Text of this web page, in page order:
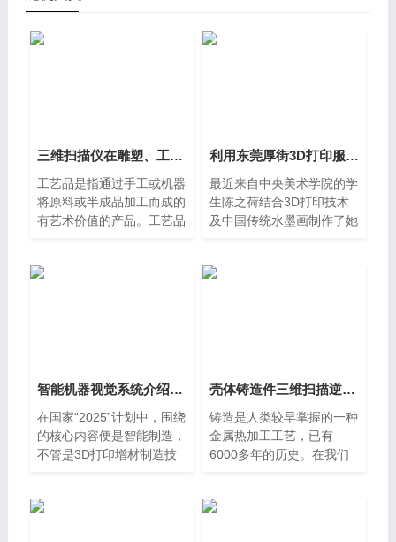
三维扫描仪在雕塑、工艺品行业的应用
工艺品是指通过手工或机器
将原料或半成品加工而成的
有艺术价值的产品。工艺品
慧的结晶，充分体现了人类
利用东莞厚街3D打印服务捕捉中国水墨画的一瞬间
最近来自中央美术学院的学
生陈之荷结合3D打印技术
及中国传统水墨画制作了她
间。她的作品名为“水墨
智能机器视觉系统介绍佛山南海三维抄数服务
在国家“2025”计划中，围绕
的核心内容便是智能制造，
不管是3D打印增材制造技
三维领域的技术都是智能制
壳体铸造件三维扫描逆向抄数建模服务东莞抄数机
铸造是人类较早掌握的一种
金属热加工工艺，已有
6000多年的历史。在我们
尺寸检查或精度检查。事实